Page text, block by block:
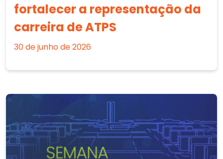
fortalecer a representação da
carreira de ATPS
30 de junho de 2026